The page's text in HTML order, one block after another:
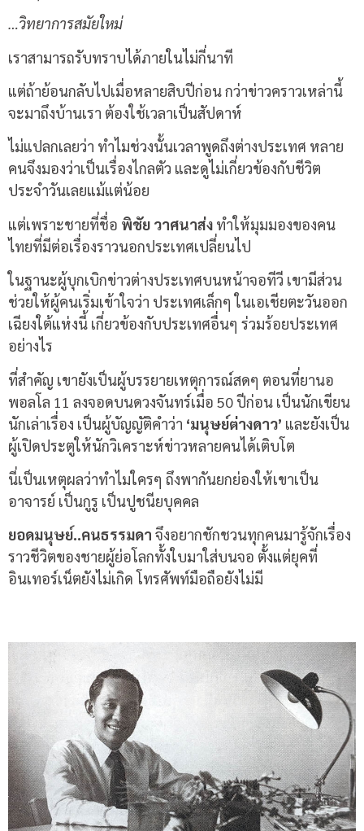
…วิทยาการสมัยใหม่
เราสามารถรับทราบได้ภายในไม่กี่นาที
แต่ถ้าย้อนกลับไปเมื่อหลายสิบปีก่อน กว่าข่าวคราวเหล่านี้
จะมาถึงบ้านเรา ต้องใช้เวลาเป็นสัปดาห์
ไม่แปลกเลยว่า ทำไมช่วงนั้นเวลาพูดถึงต่างประเทศ หลาย
คนจึงมองว่าเป็นเรื่องไกลตัว และดูไม่เกี่ยวข้องกับชีวิต
ประจำวันเลยแม้แต่น้อย
แต่เพราะชายที่ชื่อ พิชัย วาศนาส่ง ทำให้มุมมองของคน
ไทยที่มีต่อเรื่องราวนอกประเทศเปลี่ยนไป
ในฐานะผู้บุกเบิกข่าวต่างประเทศบนหน้าจอทีวี เขามีส่วน
ช่วยให้ผู้คนเริ่มเข้าใจว่า ประเทศเล็กๆ ในเอเชียตะวันออก
เฉียงใต้แห่งนี้ เกี่ยวข้องกับประเทศอื่นๆ ร่วมร้อยประเทศ
อย่างไร
ที่สำคัญ เขายังเป็นผู้บรรยายเหตุการณ์สดๆ ตอนที่ยานอ
พอลโล 11 ลงจอดบนดวงจันทร์เมื่อ 50 ปีก่อน เป็นนักเขียน
นักเล่าเรื่อง เป็นผู้บัญญัติคำว่า ‘มนุษย์ต่างดาว’ และยังเป็น
ผู้เปิดประตูให้นักวิเคราะห์ข่าวหลายคนได้เติบโต
นี่เป็นเหตุผลว่าทำไมใครๆ ถึงพากันยกย่องให้เขาเป็น
อาจารย์ เป็นกูรู เป็นปูชนียบุคคล
ยอดมนุษย์..คนธรรมดา จึงอยากชักชวนทุกคนมารู้จักเรื่อง
ราวชีวิตของชายผู้ย่อโลกทั้งใบมาใส่บนจอ ตั้งแต่ยุคที่
อินเทอร์เน็ตยังไม่เกิด โทรศัพท์มือถือยังไม่มี